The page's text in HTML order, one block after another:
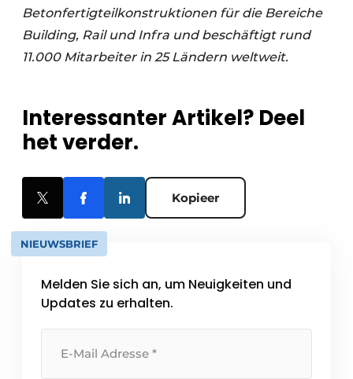
Betonfertigteilkonstruktionen für die Bereiche
Building, Rail und Infra und beschäftigt rund
11.000 Mitarbeiter in 25 Ländern weltweit.
Interessanter Artikel? Deel
het verder.
Kopieer
NIEUWSBRIEF
Melden Sie sich an, um Neuigkeiten und
Updates zu erhalten.